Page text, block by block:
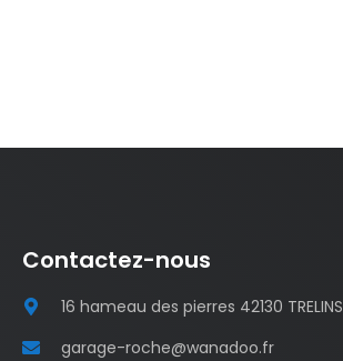
Contactez-nous
16 hameau des pierres 42130 TRELINS
garage-roche@wanadoo.fr